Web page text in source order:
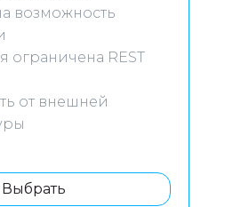
возможность
ограничена REST
от внешней
Выбрать